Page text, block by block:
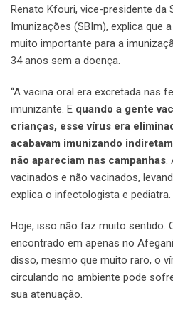
Renato Kfouri, vice-presidente da
Imunizações (SBIm), explica que
muito importante para a
34 anos sem a doença.
“A vacina oral era excretada nas
imunizante. E quando a gente
crianças, esse vírus era
acabavam imunizando
não apareciam nas campanhas.
vacinados e não vacinados,
explica o infectologista e pediatra.
Hoje, isso não faz muito sentido.
encontrado em apenas no
disso, mesmo que muito raro, o
circulando no ambiente pode
sua atenuação.